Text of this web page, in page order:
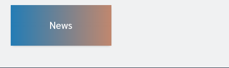
News